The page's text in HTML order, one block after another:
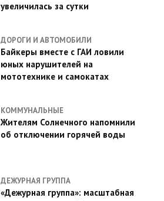
увеличилась за сутки
ДОРОГИ И АВТОМОБИЛИ
Байкеры вместе с ГАИ ловили
юных нарушителей на
мототехнике и самокатах
КОММУНАЛЬНЫЕ
Жителям Солнечного напомнили
об отключении горячей воды
ДЕЖУРНАЯ ГРУППА
«Дежурная группа»: масштабная